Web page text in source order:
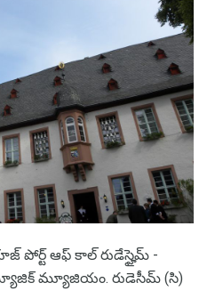
పోర్ట్ ఆఫ్ కాల్ రుడేస్హైమ్ -
మ్యూజియం. రుడెసీమ్ (సి)